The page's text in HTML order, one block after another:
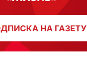
НА ГАЗЕТУ